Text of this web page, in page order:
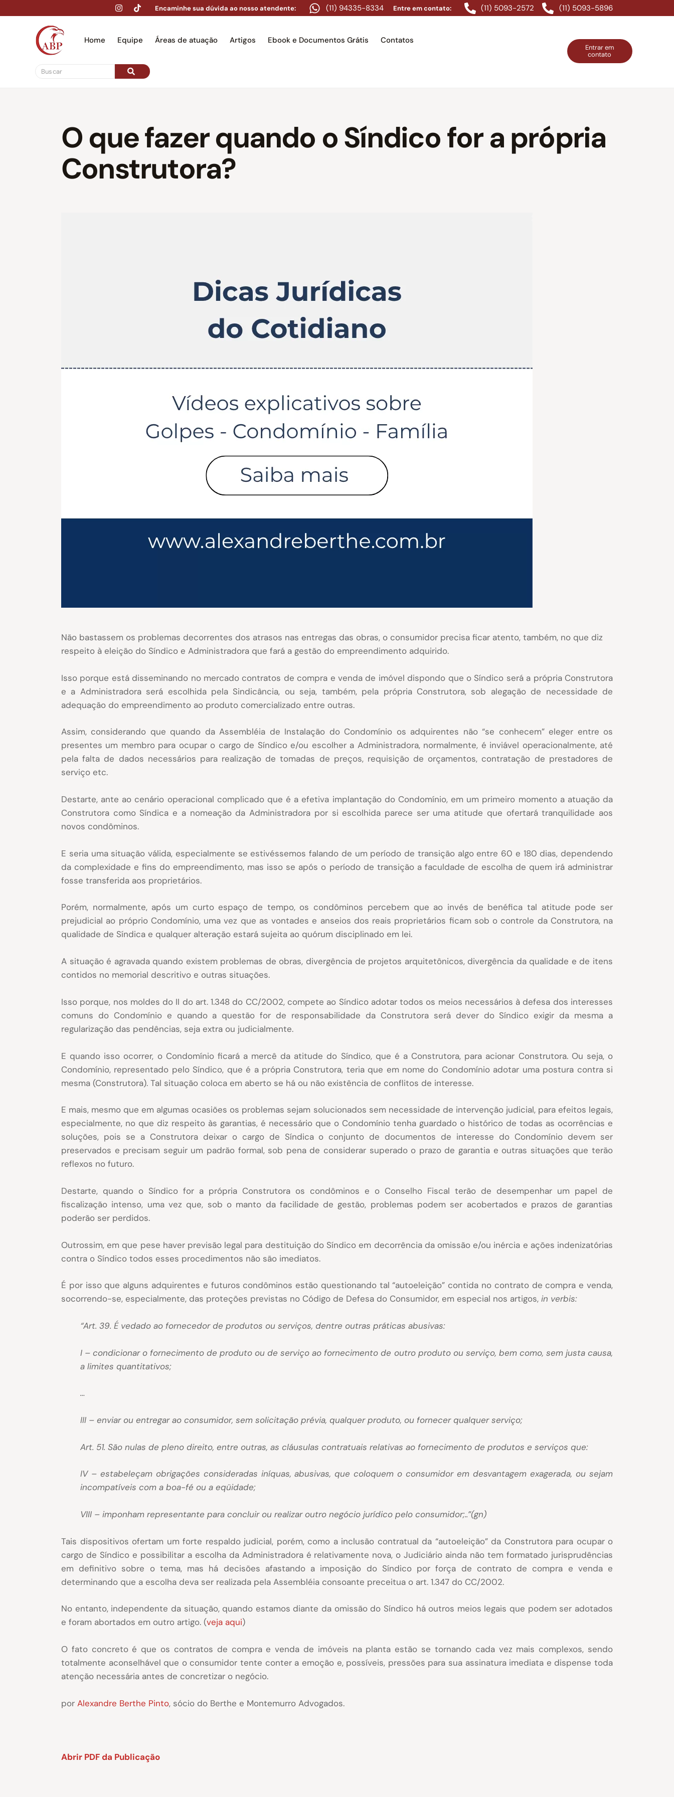
Encaminhe sua dúvida ao nosso atendente: (11) 94335-8334 Entre em contato: (11) 5093-2572 (11) 5093-5896
Home Equipe Áreas de atuação Artigos Ebook e Documentos Grátis Contatos
Entrar em
contato
O que fazer quando o Síndico for a própria
Construtora?
Não bastassem os problemas decorrentes dos atrasos nas entregas das obras, o consumidor precisa ficar atento, também, no que diz
respeito à eleição do Síndico e Administradora que fará a gestão do empreendimento adquirido.
Isso porque está disseminando no mercado contratos de compra e venda de imóvel dispondo que o Síndico será a própria Construtora
e a Administradora será escolhida pela Sindicância, ou seja, também, pela própria Construtora, sob alegação de necessidade de
adequação do empreendimento ao produto comercializado entre outras.
Assim, considerando que quando da Assembléia de Instalação do Condomínio os adquirentes não “se conhecem” eleger entre os
presentes um membro para ocupar o cargo de Síndico e/ou escolher a Administradora, normalmente, é inviável operacionalmente, até
pela falta de dados necessários para realização de tomadas de preços, requisição de orçamentos, contratação de prestadores de
serviço etc.
Destarte, ante ao cenário operacional complicado que é a efetiva implantação do Condomínio, em um primeiro momento a atuação da
Construtora como Síndica e a nomeação da Administradora por si escolhida parece ser uma atitude que ofertará tranquilidade aos
novos condôminos.
E seria uma situação válida, especialmente se estivéssemos falando de um período de transição algo entre 60 e 180 dias, dependendo
da complexidade e fins do empreendimento, mas isso se após o período de transição a faculdade de escolha de quem irá administrar
fosse transferida aos proprietários.
Porém, normalmente, após um curto espaço de tempo, os condôminos percebem que ao invés de benéfica tal atitude pode ser
prejudicial ao próprio Condomínio, uma vez que as vontades e anseios dos reais proprietários ficam sob o controle da Construtora, na
qualidade de Síndica e qualquer alteração estará sujeita ao quórum disciplinado em lei.
A situação é agravada quando existem problemas de obras, divergência de projetos arquitetônicos, divergência da qualidade e de itens
contidos no memorial descritivo e outras situações.
Isso porque, nos moldes do II do art. 1.348 do CC/2002, compete ao Síndico adotar todos os meios necessários à defesa dos interesses
comuns do Condomínio e quando a questão for de responsabilidade da Construtora será dever do Síndico exigir da mesma a
regularização das pendências, seja extra ou judicialmente.
E quando isso ocorrer, o Condomínio ficará a mercê da atitude do Síndico, que é a Construtora, para acionar Construtora. Ou seja, o
Condomínio, representado pelo Síndico, que é a própria Construtora, teria que em nome do Condomínio adotar uma postura contra si
mesma (Construtora). Tal situação coloca em aberto se há ou não existência de conflitos de interesse.
E mais, mesmo que em algumas ocasiões os problemas sejam solucionados sem necessidade de intervenção judicial, para efeitos legais,
especialmente, no que diz respeito às garantias, é necessário que o Condomínio tenha guardado o histórico de todas as ocorrências e
soluções, pois se a Construtora deixar o cargo de Síndica o conjunto de documentos de interesse do Condomínio devem ser
preservados e precisam seguir um padrão formal, sob pena de considerar superado o prazo de garantia e outras situações que terão
reflexos no futuro.
Destarte, quando o Síndico for a própria Construtora os condôminos e o Conselho Fiscal terão de desempenhar um papel de
fiscalização intenso, uma vez que, sob o manto da facilidade de gestão, problemas podem ser acobertados e prazos de garantias
poderão ser perdidos.
Outrossim, em que pese haver previsão legal para destituição do Síndico em decorrência da omissão e/ou inércia e ações indenizatórias
contra o Síndico todos esses procedimentos não são imediatos.
É por isso que alguns adquirentes e futuros condôminos estão questionando tal “autoeleição” contida no contrato de compra e venda,
socorrendo-se, especialmente, das proteções previstas no Código de Defesa do Consumidor, em especial nos artigos, in verbis:
“Art. 39. É vedado ao fornecedor de produtos ou serviços, dentre outras práticas abusivas:
I – condicionar o fornecimento de produto ou de serviço ao fornecimento de outro produto ou serviço, bem como, sem justa causa,
a limites quantitativos;
…
III – enviar ou entregar ao consumidor, sem solicitação prévia, qualquer produto, ou fornecer qualquer serviço;
Art. 51. São nulas de pleno direito, entre outras, as cláusulas contratuais relativas ao fornecimento de produtos e serviços que:
IV – estabeleçam obrigações consideradas iníquas, abusivas, que coloquem o consumidor em desvantagem exagerada, ou sejam
incompatíveis com a boa-fé ou a eqüidade;
VIII – imponham representante para concluir ou realizar outro negócio jurídico pelo consumidor;..”(gn)
Tais dispositivos ofertam um forte respaldo judicial, porém, como a inclusão contratual da “autoeleição” da Construtora para ocupar o
cargo de Síndico e possibilitar a escolha da Administradora é relativamente nova, o Judiciário ainda não tem formatado jurisprudências
em definitivo sobre o tema, mas há decisões afastando a imposição do Síndico por força de contrato de compra e venda e
determinando que a escolha deva ser realizada pela Assembléia consoante preceitua o art. 1.347 do CC/2002.
No entanto, independente da situação, quando estamos diante da omissão do Síndico há outros meios legais que podem ser adotados
e foram abortados em outro artigo. (veja aqui)
O fato concreto é que os contratos de compra e venda de imóveis na planta estão se tornando cada vez mais complexos, sendo
totalmente aconselhável que o consumidor tente conter a emoção e, possíveis, pressões para sua assinatura imediata e dispense toda
atenção necessária antes de concretizar o negócio.
por Alexandre Berthe Pinto, sócio do Berthe e Montemurro Advogados.
Abrir PDF da Publicação